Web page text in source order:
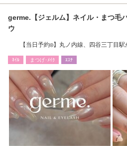
germe.【ジェルム】ネイル・まつ毛
ウ
【当日予約◎】丸ノ内線、四谷三丁目
ﾈｲﾙ まつげ･ﾒｲｸ ｴｽﾃ